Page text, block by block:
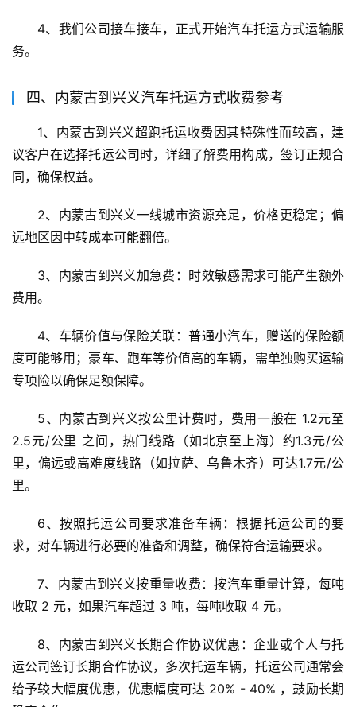
4、我们公司接车接车，正式开始汽车托运方式运输服
务。
四、内蒙古到兴义汽车托运方式收费参考
1、内蒙古到兴义超跑托运收费因其特殊性而较高，建
议客户在选择托运公司时，详细了解费用构成，签订正规合
同，确保权益。
2、内蒙古到兴义一线城市资源充足，价格更稳定；偏
远地区因中转成本可能翻倍。
3、内蒙古到兴义加急费：时效敏感需求可能产生额外
费用。
4、车辆价值与保险关联：普通小汽车，赠送的保险额
度可能够用；豪车、跑车等价值高的车辆，需单独购买运输
专项险以确保足额保障。
5、内蒙古到兴义按公里计费时，费用一般在 1.2元至
2.5元/公里 之间，热门线路（如北京至上海）约1.3元/公
里，偏远或高难度线路（如拉萨、乌鲁木齐）可达1.7元/公
里。
6、按照托运公司要求准备车辆：根据托运公司的要
求，对车辆进行必要的准备和调整，确保符合运输要求。
7、内蒙古到兴义按重量收费：按汽车重量计算，每吨
收取 2 元，如果汽车超过 3 吨，每吨收取 4 元。
8、内蒙古到兴义长期合作协议优惠：企业或个人与托
运公司签订长期合作协议，多次托运车辆，托运公司通常会
给予较大幅度优惠，优惠幅度可达 20% - 40% ，鼓励长期